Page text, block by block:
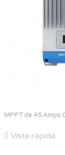
MPPT de 45 Amps
 Vista rápida